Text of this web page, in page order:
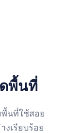
พื้นที่
นที่ใช้สอย
เรียบร้อย